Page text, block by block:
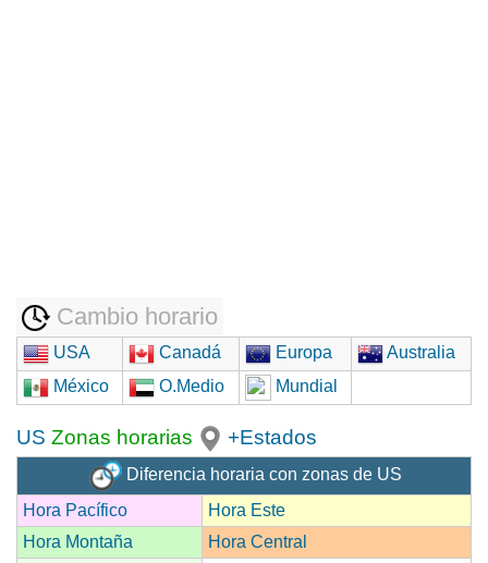
Cambio horario
USA Canadá Europa
Australia
México
O.Medio Mundial
US Zonas horarias +Estados
Diferencia horaria con zonas de US
Hora Pacífico
Hora Este
Hora Montaña
Hora Central